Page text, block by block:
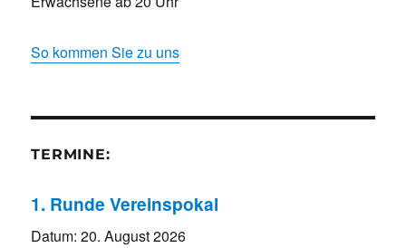
So kommen Sie zu uns
TERMINE:
1. Runde Vereinspokal
Datum:20. August 2026